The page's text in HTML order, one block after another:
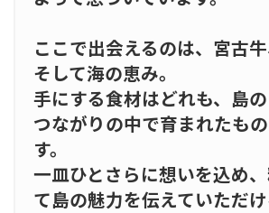
ここで出会えるのは、宮古牛
そして海の恵み。
手にする食材はどれも、島
つながりの中で育まれたも
す。
一皿ひとさらに想いを込め
て島の魅力を伝えていただ